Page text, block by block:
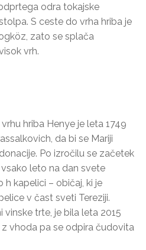
odra tokajske
S ceste do vrha hriba je
zato se splača
vrh.
hriba Henye je leta 1749
da bi se Mariji
Po izročilu se začetek
leto na dan svete
h kapelici – običaj, ki je
v čast sveti Tereziji.
vinske trte, je bila leta 2015
vhoda pa se odpira čudovita